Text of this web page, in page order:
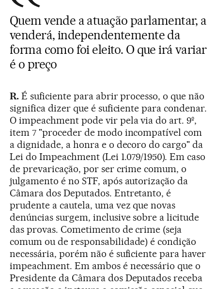
Quem vende a atuação parlamentar, a
venderá, independentemente da
forma como foi eleito. O que irá variar
é o preço
R.É suficiente para abrir processo, o que não
significa dizer que é suficiente para condenar.
O impeachment pode vir pela via do art. 9º,
item 7 "proceder de modo incompatível com
a dignidade, a honra e o decoro do cargo" da
Lei do Impeachment (Lei 1.079/1950). Em caso
de prevaricação, por ser crime comum, o
julgamento é no STF, após autorização da
Câmara dos Deputados. Entretanto, é
prudente a cautela, uma vez que novas
denúncias surgem, inclusive sobre a licitude
das provas. Cometimento de crime (seja
comum ou de responsabilidade) é condição
necessária, porém não é suficiente para haver
impeachment. Em ambos é necessário que o
Presidente da Câmara dos Deputados receba